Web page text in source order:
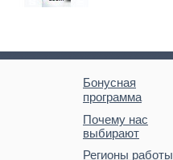
Бонусная
программа
Почему нас
выбирают
Регионы работы